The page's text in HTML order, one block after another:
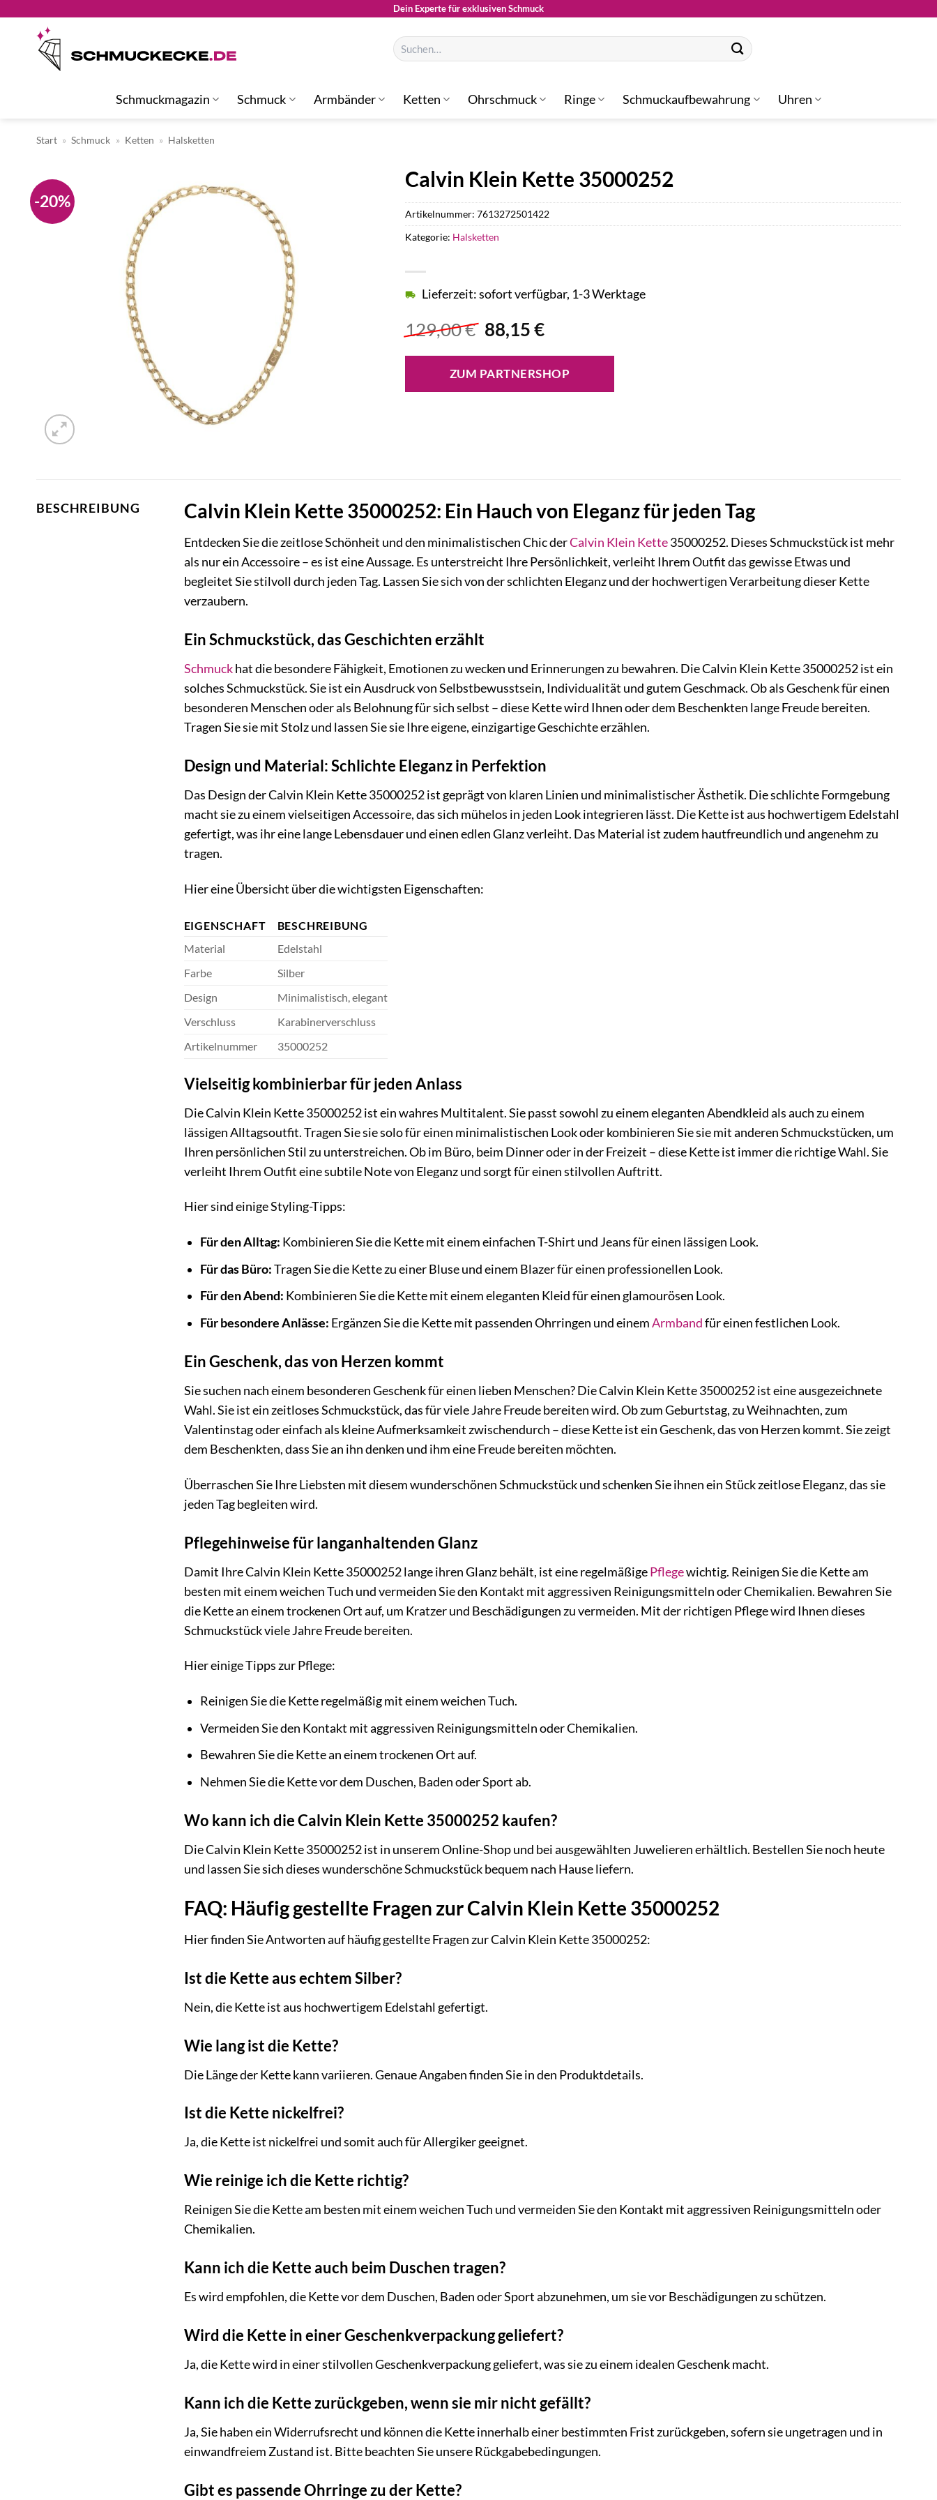
springen
Dein Experte für exklusiven Schmuck
Suchen
nach:
Schmuckmagazin Schmuck Armbänder Ketten Ohrschmuck Ringe Schmuckaufbewahrung Uhren
Start » Schmuck » Ketten » Halsketten
-20%
Calvin Klein Kette 35000252
129,00€ Ursprünglicher
Preis
war:
129,00 €
88,15€Aktueller
ist:
88,15 €.
Lieferzeit: sofort verfügbar, 1-3 Werktage
ZUM PARTNERSHOP
Artikelnummer:7613272501422
Kategorie: Halsketten
BESCHREIBUNG Calvin Klein Kette 35000252: Ein Hauch von Eleganz für jeden Tag
Entdecken Sie die zeitlose Schönheit und den minimalistischen Chic derCalvin Klein Kette35000252. Dieses Schmuckstück ist mehr
als nur ein Accessoire – es ist eine Aussage. Es unterstreicht Ihre Persönlichkeit, verleiht Ihrem Outfit das gewisse Etwas und
begleitet Sie stilvoll durch jeden Tag. Lassen Sie sich von der schlichten Eleganz und der hochwertigen Verarbeitung dieser Kette
verzaubern.
Ein Schmuckstück, das Geschichten erzählt
Schmuckhat die besondere Fähigkeit, Emotionen zu wecken und Erinnerungen zu bewahren. Die Calvin Klein Kette 35000252 ist ein
solches Schmuckstück. Sie ist ein Ausdruck von Selbstbewusstsein, Individualität und gutem Geschmack. Ob als Geschenk für einen
besonderen Menschen oder als Belohnung für sich selbst – diese Kette wird Ihnen oder dem Beschenkten lange Freude bereiten.
Tragen Sie sie mit Stolz und lassen Sie sie Ihre eigene, einzigartige Geschichte erzählen.
Design und Material: Schlichte Eleganz in Perfektion
Das Design der Calvin Klein Kette 35000252 ist geprägt von klaren Linien und minimalistischer Ästhetik. Die schlichte Formgebung
macht sie zu einem vielseitigen Accessoire, das sich mühelos in jeden Look integrieren lässt. Die Kette ist aus hochwertigem Edelstahl
gefertigt, was ihr eine lange Lebensdauer und einen edlen Glanz verleiht. Das Material ist zudem hautfreundlich und angenehm zu
tragen.
Hier eine Übersicht über die wichtigsten Eigenschaften:
EIGENSCHAFT
BESCHREIBUNG
Material
Edelstahl
Farbe
Silber
Design
Minimalistisch, elegant
Verschluss
Karabinerverschluss
Artikelnummer
35000252
Vielseitig kombinierbar für jeden Anlass
Die Calvin Klein Kette 35000252 ist ein wahres Multitalent. Sie passt sowohl zu einem eleganten Abendkleid als auch zu einem
lässigen Alltagsoutfit. Tragen Sie sie solo für einen minimalistischen Look oder kombinieren Sie sie mit anderen Schmuckstücken, um
Ihren persönlichen Stil zu unterstreichen. Ob im Büro, beim Dinner oder in der Freizeit – diese Kette ist immer die richtige Wahl. Sie
verleiht Ihrem Outfit eine subtile Note von Eleganz und sorgt für einen stilvollen Auftritt.
Hier sind einige Styling-Tipps:
Für den Alltag: Kombinieren Sie die Kette mit einem einfachen T-Shirt und Jeans für einen lässigen Look.
Für das Büro:Tragen Sie die Kette zu einer Bluse und einem Blazer für einen professionellen Look.
Für den Abend: Kombinieren Sie die Kette mit einem eleganten Kleid für einen glamourösen Look.
Für besondere Anlässe: Ergänzen Sie die Kette mit passenden Ohrringen und einemArmbandfür einen festlichen Look.
Ein Geschenk, das von Herzen kommt
Sie suchen nach einem besonderen Geschenk für einen lieben Menschen? Die Calvin Klein Kette 35000252 ist eine ausgezeichnete
Wahl. Sie ist ein zeitloses Schmuckstück, das für viele Jahre Freude bereiten wird. Ob zum Geburtstag, zu Weihnachten, zum
Valentinstag oder einfach als kleine Aufmerksamkeit zwischendurch – diese Kette ist ein Geschenk, das von Herzen kommt. Sie zeigt
dem Beschenkten, dass Sie an ihn denken und ihm eine Freude bereiten möchten.
Überraschen Sie Ihre Liebsten mit diesem wunderschönen Schmuckstück und schenken Sie ihnen ein Stück zeitlose Eleganz, das sie
jeden Tag begleiten wird.
Pflegehinweise für langanhaltenden Glanz
Damit Ihre Calvin Klein Kette 35000252 lange ihren Glanz behält, ist eine regelmäßigePflegewichtig. Reinigen Sie die Kette am
besten mit einem weichen Tuch und vermeiden Sie den Kontakt mit aggressiven Reinigungsmitteln oder Chemikalien. Bewahren Sie
die Kette an einem trockenen Ort auf, um Kratzer und Beschädigungen zu vermeiden. Mit der richtigen Pflege wird Ihnen dieses
Schmuckstück viele Jahre Freude bereiten.
Hier einige Tipps zur Pflege:
Reinigen Sie die Kette regelmäßig mit einem weichen Tuch.
Vermeiden Sie den Kontakt mit aggressiven Reinigungsmitteln oder Chemikalien.
Bewahren Sie die Kette an einem trockenen Ort auf.
Nehmen Sie die Kette vor dem Duschen, Baden oder Sport ab.
Wo kann ich die Calvin Klein Kette 35000252 kaufen?
Die Calvin Klein Kette 35000252 ist in unserem Online-Shop und bei ausgewählten Juwelieren erhältlich. Bestellen Sie noch heute
und lassen Sie sich dieses wunderschöne Schmuckstück bequem nach Hause liefern.
FAQ: Häufig gestellte Fragen zur Calvin Klein Kette 35000252
Hier finden Sie Antworten auf häufig gestellte Fragen zur Calvin Klein Kette 35000252:
Ist die Kette aus echtem Silber?
Nein, die Kette ist aus hochwertigem Edelstahl gefertigt.
Wie lang ist die Kette?
Die Länge der Kette kann variieren. Genaue Angaben finden Sie in den Produktdetails.
Ist die Kette nickelfrei?
Ja, die Kette ist nickelfrei und somit auch für Allergiker geeignet.
Wie reinige ich die Kette richtig?
Reinigen Sie die Kette am besten mit einem weichen Tuch und vermeiden Sie den Kontakt mit aggressiven Reinigungsmitteln oder
Chemikalien.
Kann ich die Kette auch beim Duschen tragen?
Es wird empfohlen, die Kette vor dem Duschen, Baden oder Sport abzunehmen, um sie vor Beschädigungen zu schützen.
Wird die Kette in einer Geschenkverpackung geliefert?
Ja, die Kette wird in einer stilvollen Geschenkverpackung geliefert, was sie zu einem idealen Geschenk macht.
Kann ich die Kette zurückgeben, wenn sie mir nicht gefällt?
Ja, Sie haben ein Widerrufsrecht und können die Kette innerhalb einer bestimmten Frist zurückgeben, sofern sie ungetragen und in
einwandfreiem Zustand ist. Bitte beachten Sie unsere Rückgabebedingungen.
Gibt es passende Ohrringe zu der Kette?